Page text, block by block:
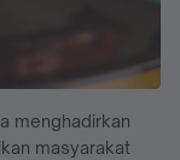
menghadirkan
masyarakat